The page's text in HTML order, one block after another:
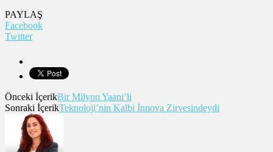
PAYLAŞ
Facebook
Twitter
Önceki İçerikBir Milyon Yaani’li
Sonraki İçerikTeknoloji’nin Kalbi İnnova Zirvesindeydi